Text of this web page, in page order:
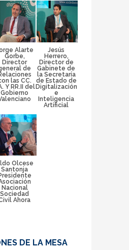
Alarte
Gorbe,
Director
de
las CC.
Y RR.II del
Gobierno
Jesús
Herrero,
Director de
Gabinete de
la Secretaría
de Estado de
Digitalización
e
Inteligencia
Artificial
Olcese
Santonja
Nacional
Sociedad
Ahora
DE LA MESA